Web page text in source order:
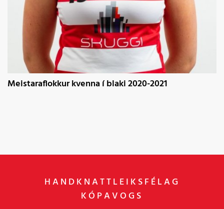
Meistaraflokkur kvenna í blaki 2020-2021
HANDKNATTLEIKSFÉLAG
KÓPAVOGS